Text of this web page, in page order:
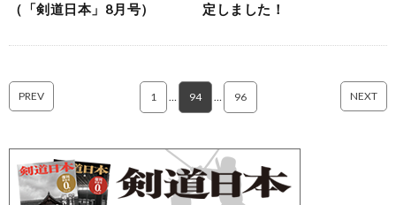
（「剣道日本」8月号）
定しました！
PREV 1 … 94 … 96 NEXT